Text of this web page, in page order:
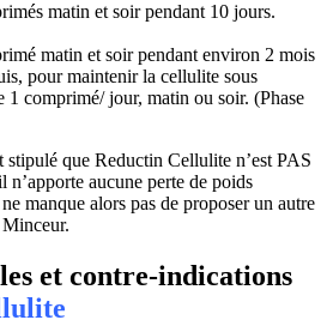
matin et soir pendant 10 jours.
matin et soir pendant environ 2 mois
pour maintenir la cellulite sous
1 comprimé/ jour, matin ou soir. (Phase
que Reductin Cellulite n’est PAS
aucune perte de poids
manque alors pas de proposer un autre
et contre-indications